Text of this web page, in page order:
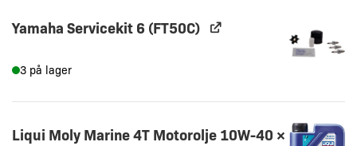
Yamaha Servicekit 6 (FT50C)
3 på lager
Liqui Moly Marine 4T Motorolje 10W-40 ×